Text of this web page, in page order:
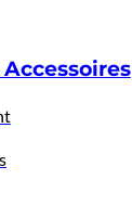
Accessoires